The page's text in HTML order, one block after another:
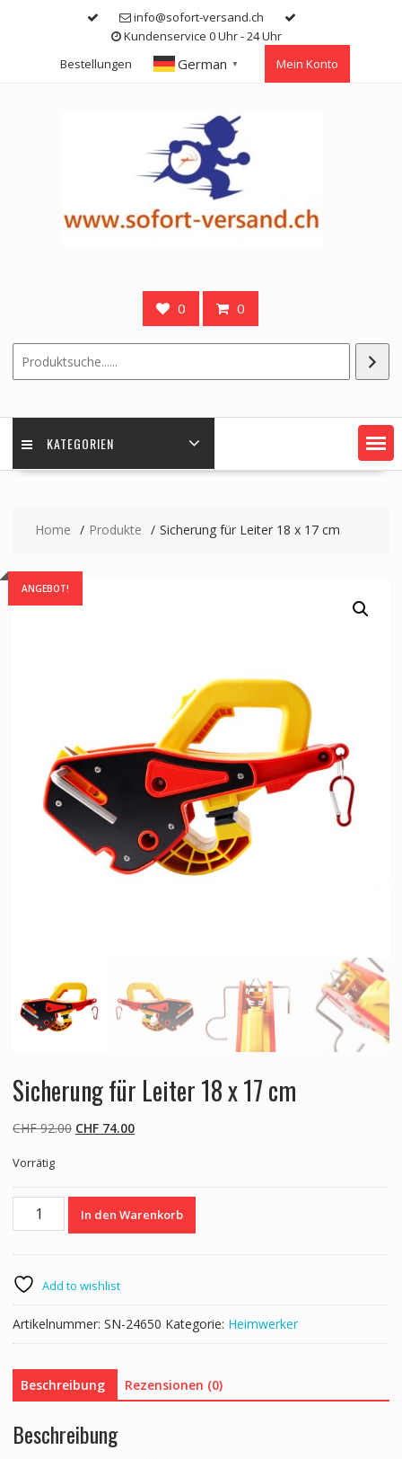
info@sofort-versand.ch
Kundenservice 0 Uhr - 24 Uhr
Bestellungen
German ▼ Mein Konto
0 0
KATEGORIEN
Home Produkte Sicherung für Leiter 18 x 17 cm
ANGEBOT!
Sicherung für Leiter 18 x 17 cm
CHF92.00 Ursprünglicher
CHF 92.00
CHF74.00Aktueller
CHF 74.00.
Vorrätig
Sicherung
x
17
cm
Menge
In den Warenkorb
Add to wishlist
Artikelnummer: SN-24650 Kategorie: Heimwerker
Beschreibung Rezensionen (0)
Beschreibung